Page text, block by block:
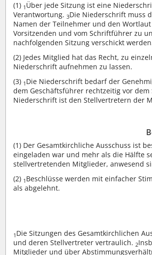
(1) 1 Über jede Sitzung ist eine
Verantwortung.3Die Niederschrift muss
Namen der Teilnehmer und den
Vorsitzenden und vom Schriftführer zu
nachfolgenden Sitzung verschickt
(2) Jedes Mitglied hat das Recht, zu
Niederschrift aufnehmen zu lassen.
(3) 1 Die Niederschrift bedarf der
dem Geschäftsführer rechtzeitig vor
Niederschrift ist den Stellvertretern der
(1) Der Gesamtkirchliche Ausschuss ist
eingeladen war und mehr als die Hälfte
stellvertretenden Mitglieder, anwesend
(2) 1 Beschlüsse werden mit einfacher
als abgelehnt.
1 Die Sitzungen des Gesamtkirchlichen
und deren Stellvertreter vertraulich. 2
Mitglieder und über